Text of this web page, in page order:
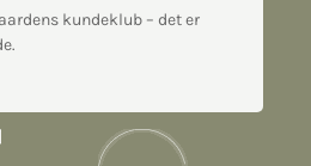
kundeklub – det er